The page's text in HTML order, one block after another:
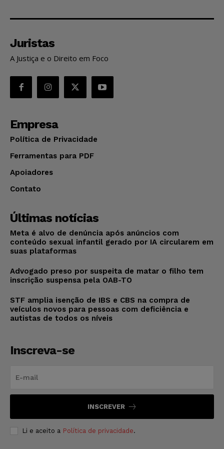
Juristas
A Justiça e o Direito em Foco
Empresa
Política de Privacidade
Ferramentas para PDF
Apoiadores
Contato
Últimas notícias
Meta é alvo de denúncia após anúncios com
conteúdo sexual infantil gerado por IA circularem em
suas plataformas
Advogado preso por suspeita de matar o filho tem
inscrição suspensa pela OAB-TO
STF amplia isenção de IBS e CBS na compra de
veículos novos para pessoas com deficiência e
autistas de todos os níveis
Inscreva-se
INSCREVER
Li e aceito a Política de privacidade.